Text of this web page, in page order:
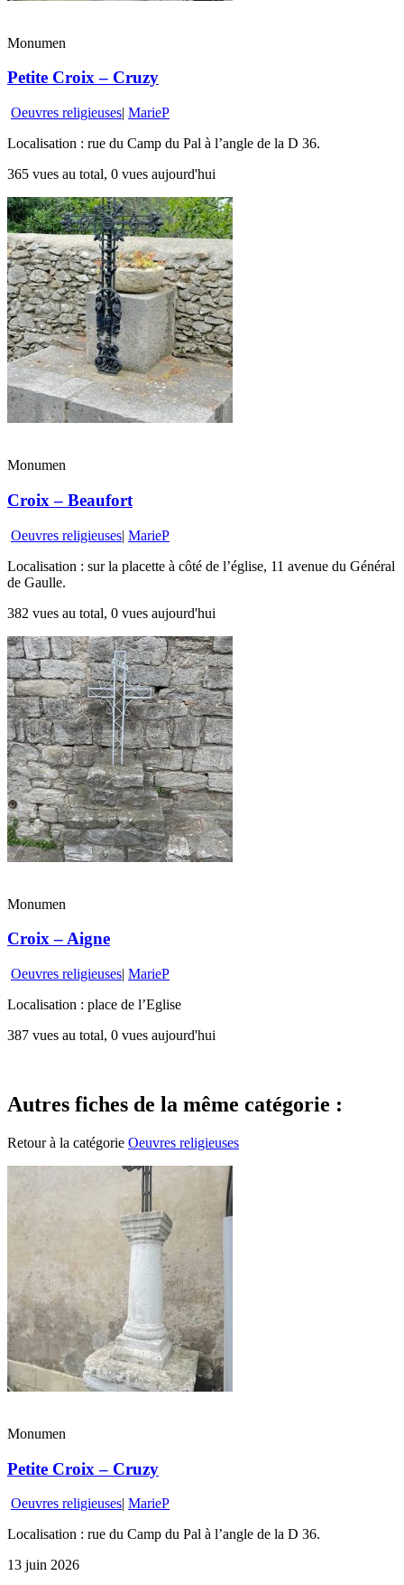
Monumen
Petite Croix – Cruzy
Oeuvres religieuses| MarieP
Localisation : rue du Camp du Pal à l’angle de la D 36.
365 vues au total, 0 vues aujourd'hui
Monumen
Croix – Beaufort
Oeuvres religieuses| MarieP
Localisation : sur la placette à côté de l’église, 11 avenue du Général
de Gaulle.
382 vues au total, 0 vues aujourd'hui
Monumen
Croix – Aigne
Oeuvres religieuses| MarieP
Localisation : place de l’Eglise
387 vues au total, 0 vues aujourd'hui
Autres fiches de la même catégorie :
Retour à la catégorie Oeuvres religieuses
Monumen
Petite Croix – Cruzy
Oeuvres religieuses| MarieP
Localisation : rue du Camp du Pal à l’angle de la D 36.
13 juin 2026